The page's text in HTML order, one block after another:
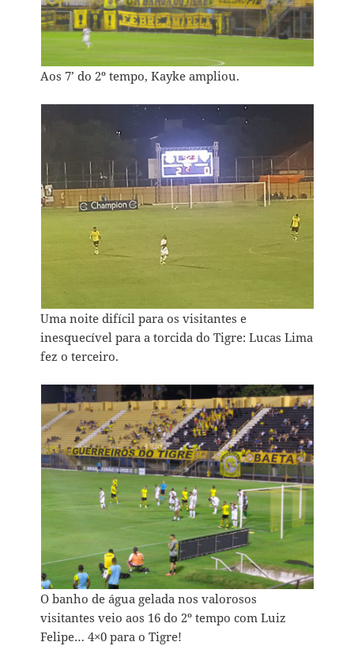
Aos 7’ do 2º tempo, Kayke ampliou.
Uma noite difícil para os visitantes e
inesquecível para a torcida do Tigre: Lucas Lima
fez o terceiro.
O banho de água gelada nos valorosos
visitantes veio aos 16 do 2º tempo com Luiz
Felipe… 4×0 para o Tigre!